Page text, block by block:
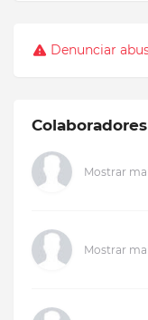
Denunciar
Colaboradores
Mostrar
Mostrar